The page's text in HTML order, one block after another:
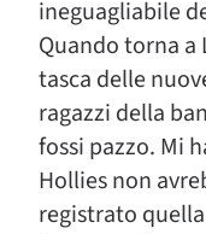
ineguagliabile
Quando torna
tasca delle
ragazzi della
fossi pazzo. Mi
Hollies non
registrato